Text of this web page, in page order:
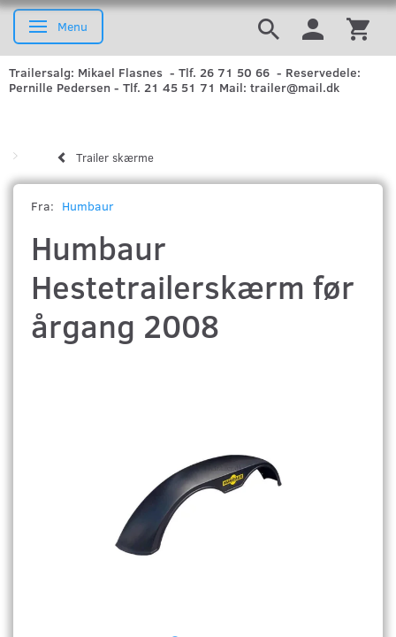
Skifte navigation
Menu
Trailersalg: Mikael Flasnes - Tlf. 26 71 50 66 - Reservedele:
Pernille Pedersen - Tlf. 21 45 51 71 Mail: trailer@mail.dk
Trailer skærme
Fra: Humbaur
Humbaur
Hestetrailerskærm før
årgang 2008